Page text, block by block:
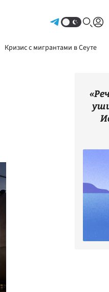
Кризис с мигрантами в Сеуте